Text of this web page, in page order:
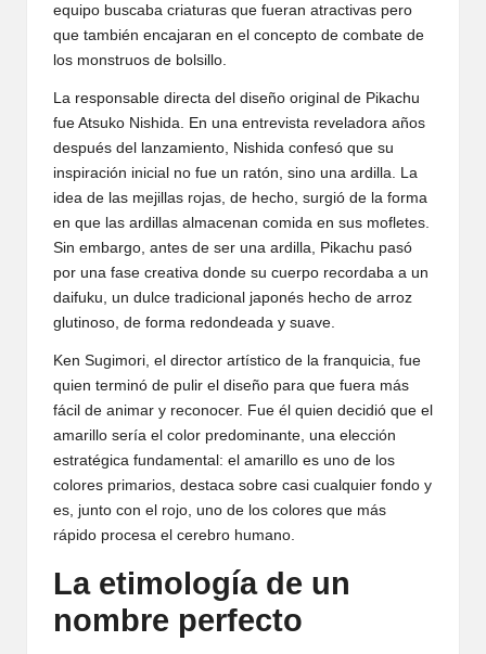
equipo buscaba criaturas que fueran atractivas pero
que también encajaran en el concepto de combate de
los monstruos de bolsillo.
La responsable directa del diseño original de Pikachu
fue Atsuko Nishida. En una entrevista reveladora años
después del lanzamiento, Nishida confesó que su
inspiración inicial no fue un ratón, sino una ardilla. La
idea de las mejillas rojas, de hecho, surgió de la forma
en que las ardillas almacenan comida en sus mofletes.
Sin embargo, antes de ser una ardilla, Pikachu pasó
por una fase creativa donde su cuerpo recordaba a un
daifuku, un dulce tradicional japonés hecho de arroz
glutinoso, de forma redondeada y suave.
Ken Sugimori, el director artístico de la franquicia, fue
quien terminó de pulir el diseño para que fuera más
fácil de animar y reconocer. Fue él quien decidió que el
amarillo sería el color predominante, una elección
estratégica fundamental: el amarillo es uno de los
colores primarios, destaca sobre casi cualquier fondo y
es, junto con el rojo, uno de los colores que más
rápido procesa el cerebro humano.
La etimología de un
nombre perfecto